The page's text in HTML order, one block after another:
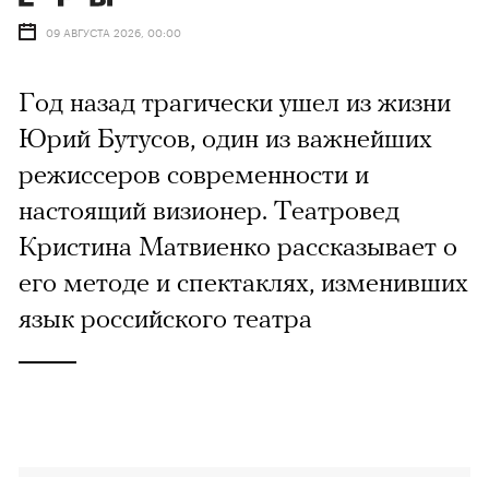
09 АВГУСТА 2026, 00:00
Год назад трагически ушел из жизни
Юрий Бутусов, один из важнейших
режиссеров современности и
настоящий визионер. Театровед
Кристина Матвиенко рассказывает о
его методе и спектаклях, изменивших
язык российского театра